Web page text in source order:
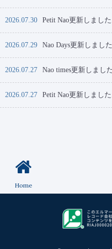
2026.07.30 Petit Nao更新しました
2026.07.29 Nao Days更新しました
2026.07.27 Nao times更新しました
2026.07.27 Petit Nao更新しました
Home